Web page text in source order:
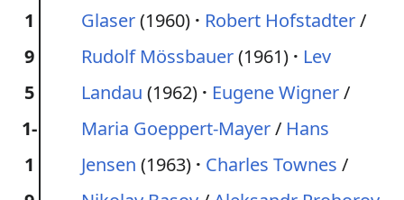
1
9
5
1-
1
Glaser(1960) Robert Hofstadter/
Rudolf Mössbauer(1961)
Lev
Landau (1962) Eugene Wigner/
Maria Goeppert-Mayer/ Hans
Jensen (1963) Charles Townes /